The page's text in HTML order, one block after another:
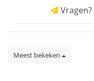
Vragen?
Meest bekeken